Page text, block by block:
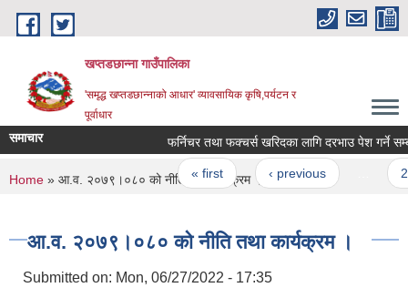
Skip to main content
खप्तडछान्ना गाउँपालिका
'समृद्ध खप्तडछान्नाको आधार' व्यावसायिक कृषि,पर्यटन र
पूर्वाधार
समाचार फर्निचर तथा फक्चर्स खरिदका लागि दरभाउ पेश गर्ने
Pages
« first ‹ previous
You are here
Home » आ.व. २०७९।०८० को नीति तथा कार्यक्रम ।
आ.व. २०७९।०८० को नीति तथा कार्यक्रम ।
Submitted on: Mon, 06/27/2022 - 17:35